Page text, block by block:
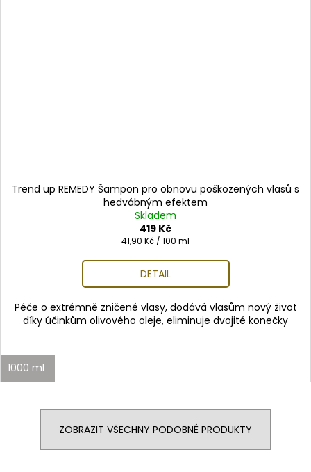
Trend up REMEDY Šampon pro obnovu poškozených vlasů s
hedvábným efektem
Skladem
419 Kč
Měrná
41,90 Kč / 100 ml
DETAIL
Péče o extrémně zničené vlasy, dodává vlasům nový život
díky účinkům olivového oleje, eliminuje dvojité konečky
1000 ml
ZOBRAZIT VŠECHNY PODOBNÉ PRODUKTY